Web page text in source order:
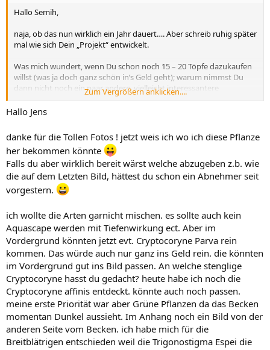
Hallo Semih,
naja, ob das nun wirklich ein Jahr dauert…. Aber schreib ruhig später
mal wie sich Dein „Projekt“ entwickelt.
Was mich wundert, wenn Du schon noch 15 – 20 Töpfe dazukaufen
willst (was ja doch ganz schön in’s Geld geht); warum nimmst Du
dann nicht noch ein paar andere, vielleicht interessantere
Und obwohl ich ein (sehr) großer Cryptoyorynen-Freund bin, würde
ich für die Gestaltung doch auch noch ein paar andere Arten /
Insbesondere vielleicht etwas „Stengligeres“?!
Bei eBay-Kleinanzeigen gibt’s öfters mal Schnäppchen:
Wenn man auf individuell passende Angebote warten kann.
Wenn man bis zum Frühjahr für den Versand warten kann –
Haustür.
Wenn man mit dem Risiko evtl. unerwünschter „Zugaben“ in
algiger, schneckiger oder anderweitiger Form rechnet. Aber
das kann auch beim örtlichen Handel oder Versandhandel
passieren. Meine Schneckenfauna stammt fast komplett aus
„garantiert schneckenfreien“ (gewerblichen!) Quellen…
Naja.
Aber trotzdem stammt ein Großteil meiner Aquarienflora
von/über eBay-Kleinanzeigen. Man braucht ein bisschen
Gefühl für die Einschätzung des Verkäufers, und Nachfragen
helfen auch weiter.
Gleiches gilt für Angebote hier im Forum.
Zum Vergrößern anklicken....
Hallo Jens
danke für die Tollen Fotos ! jetzt weis ich wo ich diese Pflanze
her bekommen könnte
Falls du aber wirklich bereit wärst welche abzugeben z.b. wie
die auf dem Letzten Bild, hättest du schon ein Abnehmer seit
vorgestern.
ich wollte die Arten garnicht mischen. es sollte auch kein
Aquascape werden mit Tiefenwirkung ect. Aber im
Vordergrund könnten jetzt evt. Cryptocoryne Parva rein
kommen. Das würde auch nur ganz ins Geld rein. die könnten
im Vordergrund gut ins Bild passen. An welche stenglige
Cryptocoryne hasst du gedacht? heute habe ich noch die
Cryptocoryne affinis entdeckt. könnte auch noch passen.
meine erste Priorität war aber Grüne Pflanzen da das Becken
momentan Dunkel aussieht. Im Anhang noch ein Bild von der
anderen Seite vom Becken. ich habe mich für die
Breitblätrigen entschieden weil die Trigonostigma Espei die